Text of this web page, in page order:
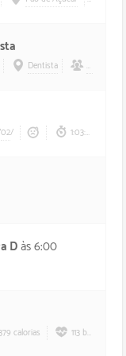
Dentista Mainha
02/ 1:03:00
Dàs 6:00
calorias 113 bpm